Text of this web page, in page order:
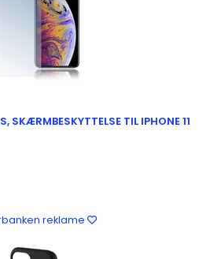
SKÆRMBESKYTTELSE TIL IPHONE 11
reklame